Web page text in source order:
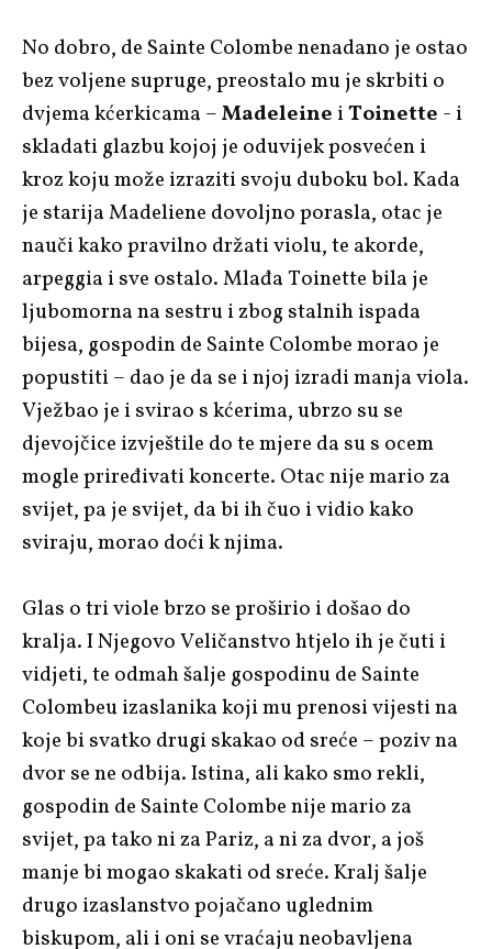
No dobro, de Sainte Colombe nenadano je ostao
bez voljene supruge, preostalo mu je skrbiti o
dvjema kćerkicama –Madeleine iToinette - i
skladati glazbu kojoj je oduvijek posvećen i
kroz koju može izraziti svoju duboku bol. Kada
je starija Madeliene dovoljno porasla, otac je
nauči kako pravilno držati violu, te akorde,
arpeggia i sve ostalo. Mlađa Toinette bila je
ljubomorna na sestru i zbog stalnih ispada
bijesa, gospodin de Sainte Colombe morao je
popustiti – dao je da se i njoj izradi manja viola.
Vježbao je i svirao s kćerima, ubrzo su se
djevojčice izvještile do te mjere da su s ocem
mogle priređivati koncerte. Otac nije mario za
svijet, pa je svijet, da bi ih čuo i vidio kako
sviraju, morao doći k njima.
Glas o tri viole brzo se proširio i došao do
kralja. I Njegovo Veličanstvo htjelo ih je čuti i
vidjeti, te odmah šalje gospodinu de Sainte
Colombeu izaslanika koji mu prenosi vijesti na
koje bi svatko drugi skakao od sreće – poziv na
dvor se ne odbija. Istina, ali kako smo rekli,
gospodin de Sainte Colombe nije mario za
svijet, pa tako ni za Pariz, a ni za dvor, a još
manje bi mogao skakati od sreće. Kralj šalje
drugo izaslanstvo pojačano uglednim
biskupom, ali i oni se vraćaju neobavljena